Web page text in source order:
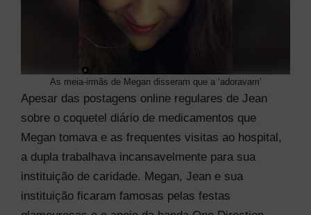
As meia-irmãs de Megan disseram que a ‘adoravam’
Apesar das postagens online regulares de Jean
sobre o coquetel diário de medicamentos que
Megan tomava e as frequentes visitas ao hospital,
a dupla trabalhava incansavelmente para sua
instituição de caridade. Megan, Jean e sua
instituição ficaram famosas pelas festas